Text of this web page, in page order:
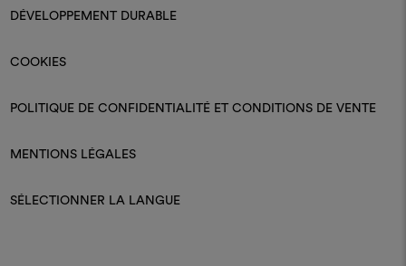
DÉVELOPPEMENT DURABLE
COOKIES
POLITIQUE DE CONFIDENTIALITÉ ET CONDITIONS DE VENTE
MENTIONS LÉGALES
SÉLECTIONNER LA LANGUE